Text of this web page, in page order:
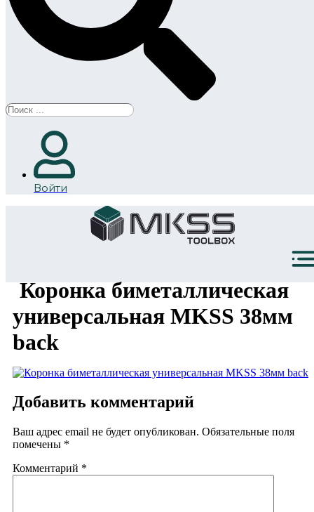
Search
Войти
Коронка биметаллическая
универсальная MKSS 38мм
back
Добавить комментарий
Ваш адрес email не будет опубликован. Обязательные поля
помечены *
Комментарий *